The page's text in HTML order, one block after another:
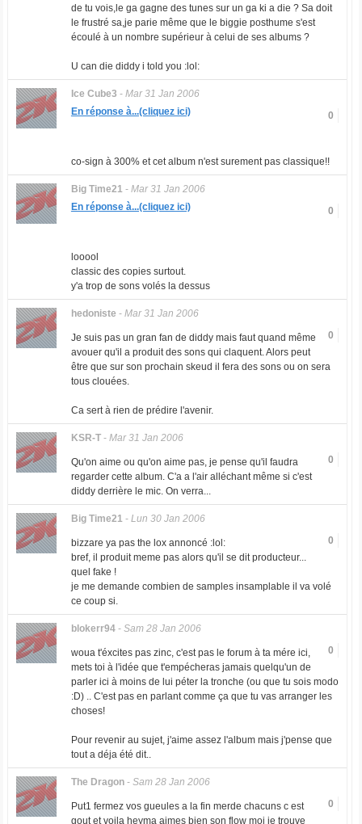
de tu vois,le ga gagne des tunes sur un ga ki a die ? Sa doit
le frustré sa,je parie même que le biggie posthume s'est
écoulé à un nombre supérieur à celui de ses albums ?
U can die diddy i told you :lol:
Ice Cube3 - Mar 31 Jan 2006
0
En réponse à...(cliquez ici)
co-sign à 300% et cet album n'est surement pas classique!!
Big Time21- Mar 31 Jan 2006
0
En réponse à...(cliquez ici)
looool
classic des copies surtout.
y'a trop de sons volés la dessus
hedoniste - Mar 31 Jan 2006
0
Je suis pas un gran fan de diddy mais faut quand même
avouer qu'il a produit des sons qui claquent. Alors peut
être que sur son prochain skeud il fera des sons ou on sera
tous clouées.
Ca sert à rien de prédire l'avenir.
KSR-T- Mar 31 Jan 2006
0
Qu'on aime ou qu'on aime pas, je pense qu'il faudra
regarder cette album. C'a a l'air alléchant même si c'est
diddy derrière le mic. On verra...
Big Time21- Lun 30 Jan 2006
0
bizzare ya pas the lox annoncé :lol:
bref, il produit meme pas alors qu'il se dit producteur...
quel fake !
je me demande combien de samples insamplable il va volé
ce coup si.
blokerr94- Sam 28 Jan 2006
0
woua t'éxcites pas zinc, c'est pas le forum à ta mére ici,
mets toi à l'idée que t'empécheras jamais quelqu'un de
parler ici à moins de lui péter la tronche (ou que tu sois modo
:D) .. C'est pas en parlant comme ça que tu vas arranger les
choses!
Pour revenir au sujet, j'aime assez l'album mais j'pense que
tout a déja été dit..
The Dragon- Sam 28 Jan 2006
0
Put1 fermez vos gueules a la fin merde chacuns c est
gout et voila heyma aimes bien son flow moi je trouve